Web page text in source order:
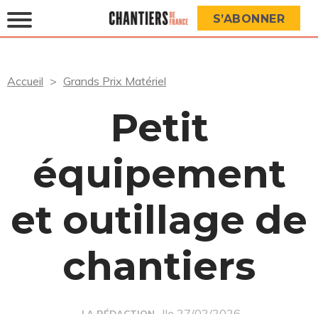
S’ABONNER
Accueil Grands Prix Matériel
Petit
équipement
et outillage de
chantiers